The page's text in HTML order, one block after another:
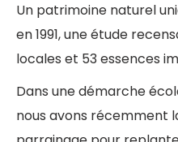
Un patrimoine naturel
en 1991, une étude
locales et 53 essences
Dans une démarche
nous avons récemment